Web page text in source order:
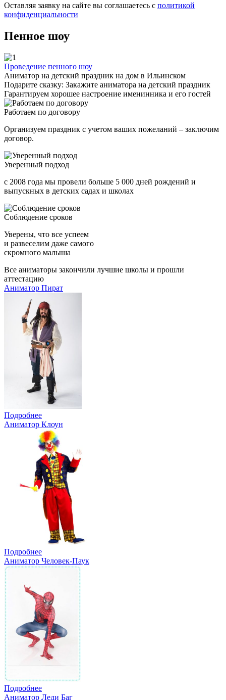
Оставляя заявку на сайте вы соглашаетесь с политикой
конфиденциальности
Пенное шоу
Проведение пенного шоу
Аниматор на детский праздник на дом в Ильинском
Подарите сказку: Закажите аниматора на детский праздник
Гарантируем хорошее настроение именинника и его гостей
Работаем по договору
Организуем праздник с учетом ваших пожеланий – заключим
договор.
Уверенный подход
с 2008 года мы провели больше 5 000 дней рождений и
выпускных в детских садах и школах
Соблюдение сроков
Уверены, что все успеем
и развеселим даже самого
скромного малыша
Все аниматоры закончили лучшие школы и прошли
аттестацию
Аниматор Пират
Подробнее
Аниматор Клоун
Подробнее
Аниматор Человек-Паук
Подробнее
Аниматор Леди Баг